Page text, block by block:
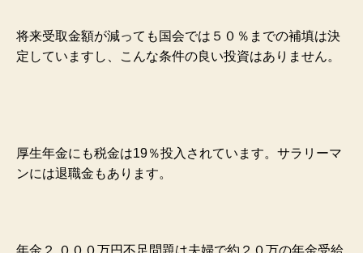
将来受取金額が減っても国会では５０％までの補填は決
定していますし、こんな条件の良い投資はありません。
厚生年金にも税金は19％投入されています。 サラリーマ
ンには退職金もあります。